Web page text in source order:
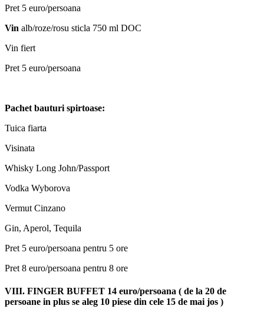
Pret 5 euro/persoana
Vin alb/roze/rosu sticla 750 ml DOC
Vin fiert
Pret 5 euro/persoana
Pachet bauturi spirtoase:
Tuica fiarta
Visinata
Whisky Long John/Passport
Vodka Wyborova
Vermut Cinzano
Gin, Aperol, Tequila
Pret 5 euro/persoana pentru 5 ore
Pret 8 euro/persoana pentru 8 ore
VIII. FINGER BUFFET 14 euro/persoana ( de la 20 de
persoane in plus se aleg 10 piese din cele 15 de mai jos )